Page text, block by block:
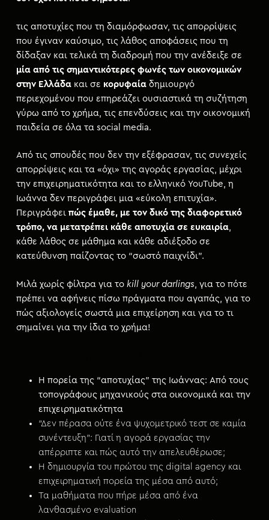
τις αποτυχίες που τη διαμόρφωσαν, τις απορρίψεις
που έγιναν καύσιμο, τις λάθος αποφάσεις που τη
δίδαξαν και τελικά τη διαδρομή που την ανέδειξε σε
μία από τις σημαντικότερες φωνές των οικονομικών
στην Ελλάδακαι σε κορυφαία δημιουργό
περιεχομένου που επηρεάζει ουσιαστικά τη συζήτηση
γύρω από το χρήμα, τις επενδύσεις και την οικονομική
παιδεία σε όλα τα social media.
Από τις σπουδές που δεν την εξέφρασαν, τις συνεχείς
απορρίψεις και τα «όχι» της αγοράς εργασίας, μέχρι
την επιχειρηματικότητα και το ελληνικό YouTube, η
Ιωάννα δεν περιγράφει μια «εύκολη επιτυχία».
Περιγράφει πώς έμαθε, με τον δικό της διαφορετικό
τρόπο, να μετατρέπει κάθε αποτυχία σε ευκαιρία,
κάθε λάθος σε μάθημα και κάθε αδιέξοδο σε
κατεύθυνση παίζοντας το “σωστό παιχνίδι”.
Μιλά χωρίς φίλτρα για το kill your darlings , για το πότε
πρέπει να αφήνεις πίσω πράγματα που αγαπάς, για το
πώς αξιολογείς σωστά μια επιχείρηση και για το τι
σημαίνει για την ίδια το χρήμα!
Η πορεία της “αποτυχίας” της Ιωάννας: Aπό τους
τοπογράφους μηχανικούς στα οικονομικά και την
επιχειρηματικότητα
“Δεν πέρασα ούτε ένα ψυχομετρικό τεστ σε καμία
συνέντευξη”: Γιατί η αγορά εργασίας την
απέρριπτε και πώς αυτό την απελευθέρωσε;
Η δημιουργία του πρώτου της digital agency και
επιχειρηματική πορεία της μέσα από αυτό;
Τα μαθήματα που πήρε μέσα από ένα
λανθασμένο evaluation